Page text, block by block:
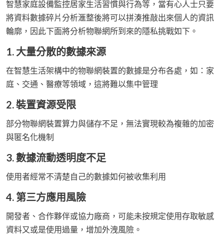
智慧家庭設備監控居家生活習慣與行為等，當有心人士只要
將資料數據碎片分析滙整後將可以拼湊推敲出來個人的資訊
輪廓，因此下面將分析物聯網所到來的隱私挑戰如下。
1. 大量分散的數據來源
在智慧生活架構中的物聯網裝置的數據是分布各處，如：家
庭、交通、醫療等領域，這將難以集中管理
2. 裝置資源受限
部分物聯網裝置算力與儲存不足，無法實現較為複雜的加密
與匿名化機制
3. 數據流動透明度不足
使用者經常不清楚自己的數據如何被收集利用
4. 第三方應用風險
開發者、合作夥伴或協力廠商，可能未按規定使用存取敏感
資料又或是使用過量，增加外洩風險。